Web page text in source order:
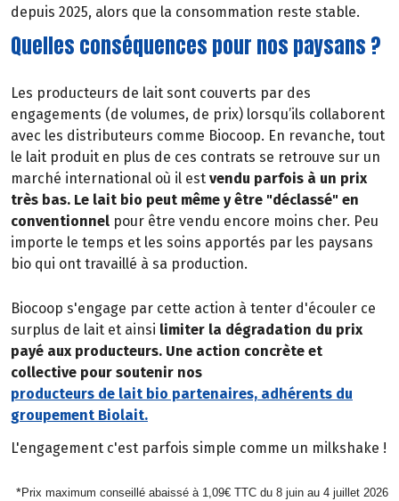
depuis 2025, alors que la consommation reste stable.
Quelles conséquences pour nos paysans ?
Les producteurs de lait sont couverts par des
engagements (de volumes, de prix) lorsqu’ils collaborent
avec les distributeurs comme Biocoop. En revanche, tout
le lait produit en plus de ces contrats se retrouve sur un
marché international où il est vendu parfois à un prix
très bas. Le lait bio peut même y être "déclassé" en
conventionnel pour être vendu encore moins cher. Peu
importe le temps et les soins apportés par les paysans
bio qui ont travaillé à sa production.
Biocoop s'engage par cette action à tenter d'écouler ce
surplus de lait et ainsi limiter la dégradation du prix
payé aux producteurs. Une action concrète et
collective pour soutenir nos
producteurs de lait bio partenaires, adhérents du
groupement Biolait.
L'engagement c'est parfois simple comme un milkshake !
*Prix maximum conseillé abaissé à 1,09€ TTC du 8 juin au 4 juillet 2026